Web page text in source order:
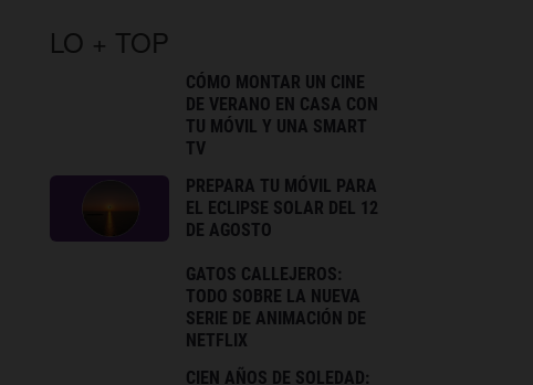
LO + TOP
CÓMO MONTAR UN CINE
DE VERANO EN CASA CON
TU MÓVIL Y UNA SMART
TV
PREPARA TU MÓVIL PARA
EL ECLIPSE SOLAR DEL 12
DE AGOSTO
GATOS CALLEJEROS:
TODO SOBRE LA NUEVA
SERIE DE ANIMACIÓN DE
NETFLIX
CIEN AÑOS DE SOLEDAD: